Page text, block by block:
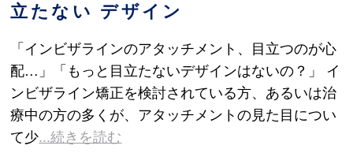
立たない デザイン
「インビザラインのアタッチメント、目立つのが心
配…」「もっと目立たないデザインはないの？」 イ
ンビザライン矯正を検討されている方、あるいは治
療中の方の多くが、アタッチメントの見た目につい
て少...続きを読む